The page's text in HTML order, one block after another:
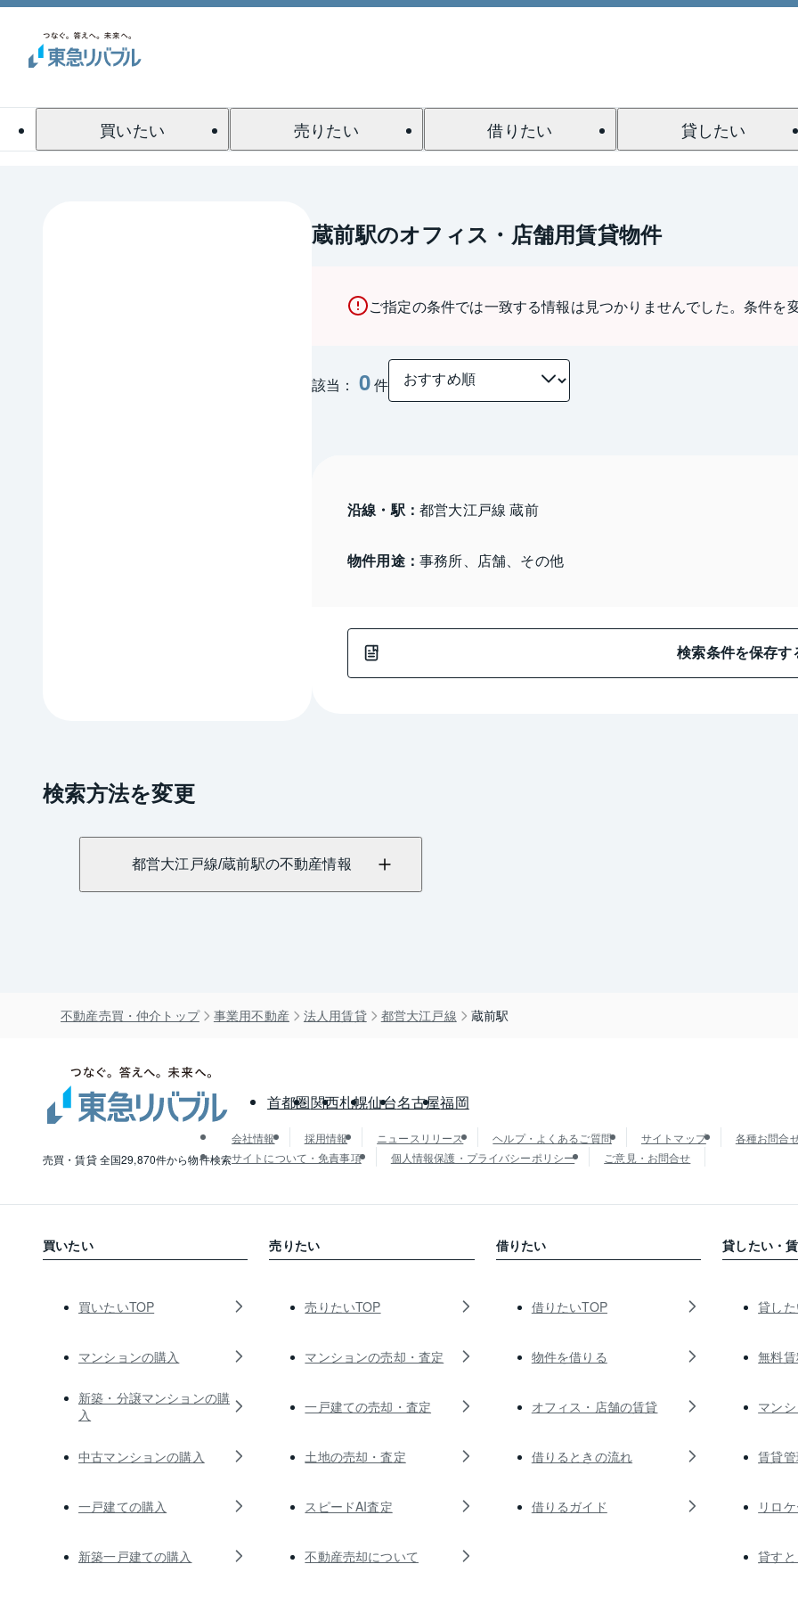
買いたい 売りたい 借りたい 貸したい
蔵前駅のオフィス・店舗用賃貸物件
ご指定の条件では一致する情報は見つかりませんでした。条件を
該当： 0件
沿線・駅： 都営大江戸線 蔵前
物件用途： 事務所、店舗、その他
検索条件を保存す
検索方法を変更
都営大江戸線/蔵前駅の不動産情報
不動産売買・仲介トップ 事業用不動産 法人用賃貸 都営大江戸線 蔵前駅
売買・賃貸 全国29,870件から物件検索
首都圏関西札幌仙台名古屋福岡
会社情報 採用情報 ニュースリリース ヘルプ・よくあるご質問 サイトマップ
各種お問合
サイトについて・免責事項
個人情報保護・プライバシーポリシー ご意見・お問合せ
買いたい
買いたいTOP
マンションの購入
新築・分譲マンションの購
入
中古マンションの購入
一戸建ての購入
新築一戸建ての購入
売りたい
売りたいTOP
マンションの売却・査定
一戸建ての売却・査定
土地の売却・査定
スピードAI査定
不動産売却について
借りたい
借りたいTOP
物件を借りる
オフィス・店舗の賃貸
借りるときの流れ
借りるガイド
貸したい・
貸し
無料
マン
賃貸
リロ
貸す